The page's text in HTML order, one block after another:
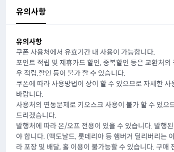
유의사항
유의사항
쿠폰 사용처에서 유효기간 내 사용이 가능합니다.
포인트 적립 및 제휴카드 할인, 중복할인 등은 교환처
우 적립,할인 등이 불가 할 수 있습니다.
쿠폰에 따라 사용방법이 상이 할 수 있으므로 자세한
바랍니다.
사용처의 연동문제로 키오스크 사용이 불가 할 수 있으
드리겠습니다.
발행처에 따라 온/오프 전용이 있을 수 있습니다. 발행
야 합니다. (맥도날드, 롯데리아 등 햄버거 딜리버리는
라 포장 및 배달, 홀 이용이 불가능할 수 있습니다. 구매